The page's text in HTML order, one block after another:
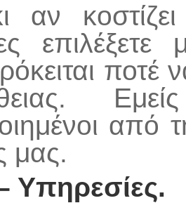
αν
ποτέ
από
μας.
Υπηρεσίες.